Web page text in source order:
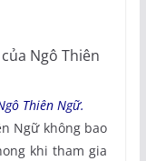
Thiên Ngữ.
Ngữ không bao
khi tham gia